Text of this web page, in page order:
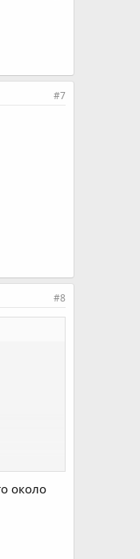
#7
#8
около